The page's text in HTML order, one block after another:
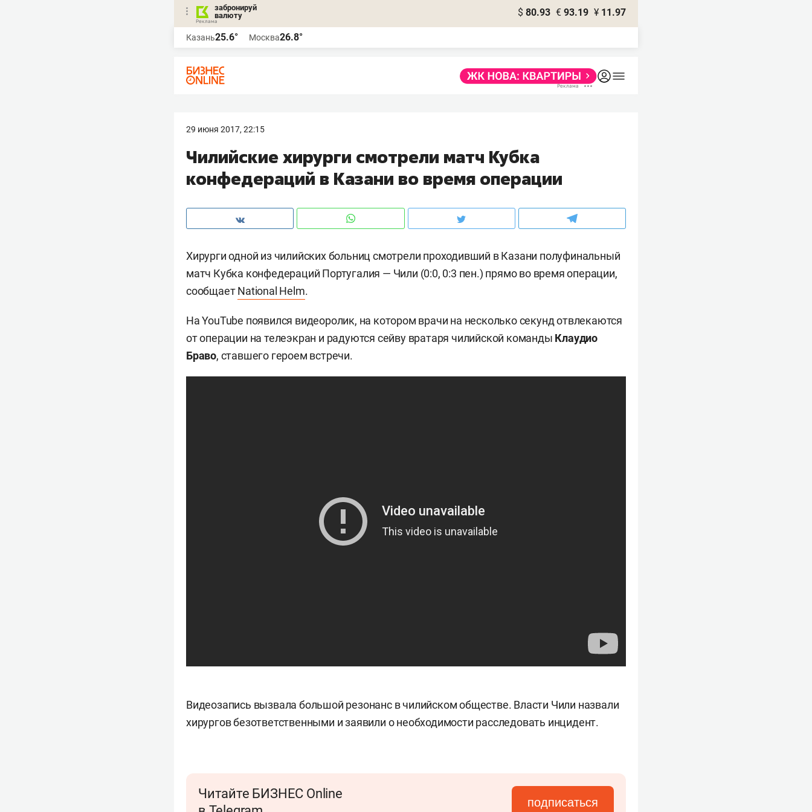
забронируй
валюту
$ 80.93 € 93.19 ¥ 11.97
Казань25.6° Москва26.8°
29 июня 2017, 22:15
Чилийские хирурги смотрели матч Кубка
конфедераций в Казани во время операции
Хирурги одной из чилийских больниц смотрели проходивший в Казани полуфинальный
матч Кубка конфедераций Португалия — Чили (0:0, 0:3 пен.) прямо во время операции,
сообщаетNational Helm.
На YouTube появился видеоролик, на котором врачи на несколько секунд отвлекаются
от операции на телеэкран и радуются сейву вратаря чилийской команды Клаудио
Браво, ставшего героем встречи.
Видеозапись вызвала большой резонанс в чилийском обществе. Власти Чили назвали
хирургов безответственными и заявили о необходимости расследовать инцидент.
Читайте БИЗНЕС Online
подписаться